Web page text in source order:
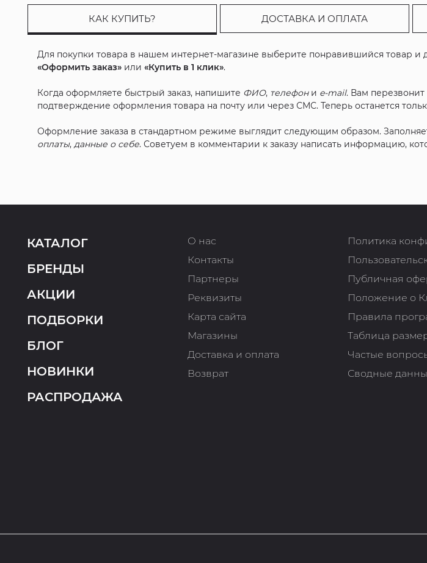
КАК КУПИТЬ? ДОСТАВКА И ОПЛАТА
Для покупки товара в нашем интернет-магазине выберите понравившийся товар и
«Оформить заказ» или«Купить в 1 клик».
Когда оформляете быстрый заказ, напишите ФИО, телефони e-mail. Вам перезвонит
подтверждение оформления товара на почту или через СМС. Теперь останется
Оформление заказа в стандартном режиме выглядит следующим образом.
оплаты,данные о себе. Советуем в комментарии к заказу написать информацию,
КАТАЛОГ
БРЕНДЫ
АКЦИИ
ПОДБОРКИ
БЛОГ
НОВИНКИ
РАСПРОДАЖА
О нас
Контакты
Партнеры
Реквизиты
Карта сайта
Магазины
Доставка и оплата
Возврат
Политика
Публичная
Положение о
Правила
Таблица
Частые
Сводные